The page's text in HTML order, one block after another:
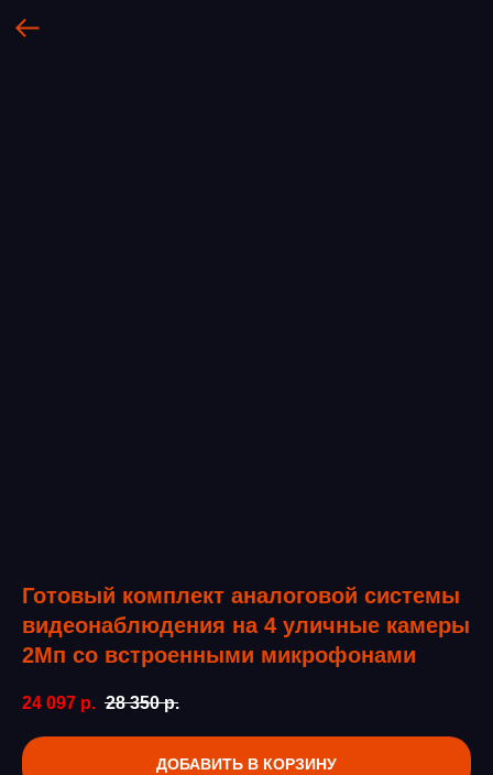
Готовый комплект аналоговой системы
видеонаблюдения на 4 уличные камеры
2Мп со встроенными микрофонами
24 097 р. 28 350 р.
ДОБАВИТЬ В КОРЗИНУ